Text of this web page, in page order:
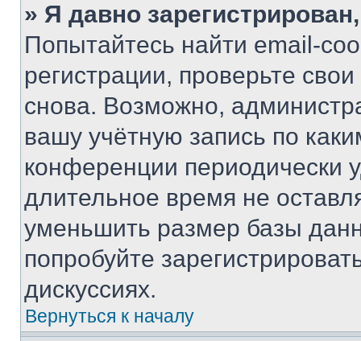
» Я давно
Попытайтесь найти email-
регистрации, проверьте
снова. Возможно,
вашу учётную запись по
конференции периодически
длительное время не
уменьшить размер базы
попробуйте
дискуссиях.
Вернуться к началу